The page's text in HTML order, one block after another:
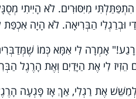
מִיִּסּוּרִים. לֹא הָיִיתִי
וּבְרַגְלִי הַבְּרִיאָה. לֹא הָיָה
אָמְרָה לִי אִמָּא כְּמוֹ
הֵזִיז לִי אֶת הַיָּדַיִם וְאֶת הָרֶגֶל
אֶת רַגְלִי, אַךְ אָז פָּגְעָה